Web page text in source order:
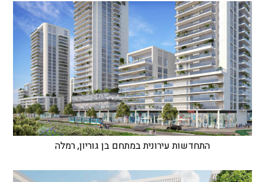
התחדשות עירונית במתחם בן גוריון, רמלה